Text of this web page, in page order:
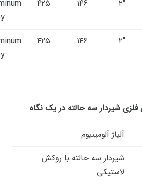
۲″ ۱۴۶ ۴۲۵
۲″ ۱۴۶ ۴۲۵
شیردار سه حالته در یک نگاه
آلیاژ آلومینیوم
شیردار سه حالته با روکش
لاستیکی